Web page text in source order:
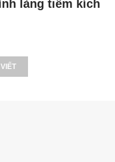
làng tiêm kích